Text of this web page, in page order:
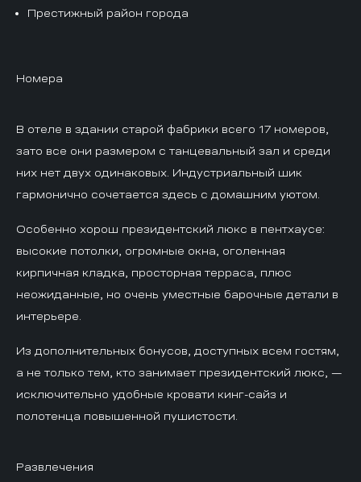
Престижный район города
Номера
В отеле в здании старой фабрики всего 17 номеров,
зато все они размером с танцевальный зал и среди
них нет двух одинаковых. Индустриальный шик
гармонично сочетается здесь с домашним уютом.
Особенно хорош президентский люкс в пентхаусе:
высокие потолки, огромные окна, оголенная
кирпичная кладка, просторная терраса, плюс
неожиданные, но очень уместные барочные детали в
интерьере.
Из дополнительных бонусов, доступных всем гостям,
а не только тем, кто занимает президентский люкс, —
исключительно удобные кровати кинг-сайз и
полотенца повышенной пушистости.
Развлечения